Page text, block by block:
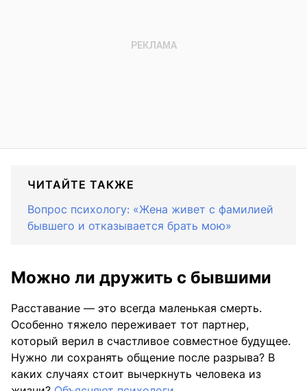
ЧИТАЙТЕ ТАКЖЕ
Вопрос психологу: «Жена живет с фамилией
бывшего и отказывается брать мою»
Можно ли дружить с бывшими
Расставание — это всегда маленькая смерть.
Особенно тяжело переживает тот партнер,
который верил в счастливое совместное будущее.
Нужно ли сохранять общение после разрыва? В
каких случаях стоит вычеркнуть человека из